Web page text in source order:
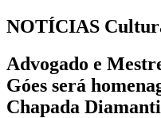
NOTÍCIAS
Advogado e
Góes será
Chapada